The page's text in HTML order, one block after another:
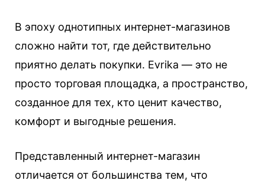
В эпоху однотипных интернет-магазинов
сложно найти тот, где действительно
приятно делать покупки. Evrika — это не
просто торговая площадка, а пространство,
созданное для тех, кто ценит качество,
комфорт и выгодные решения.
Представленный интернет-магазин
отличается от большинства тем, что